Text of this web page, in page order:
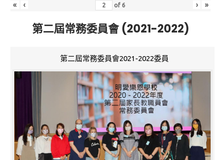
« ‹ of 6 › »
第二屆常務委員會 (2021-2022)
第二屆常務委員會2021-2022委員